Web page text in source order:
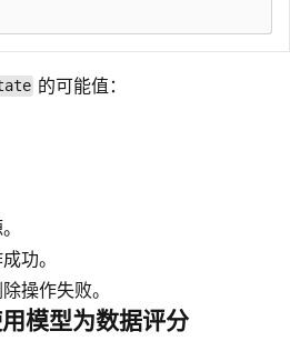
的可能值：
功。
操作失败。
模型为数据评分